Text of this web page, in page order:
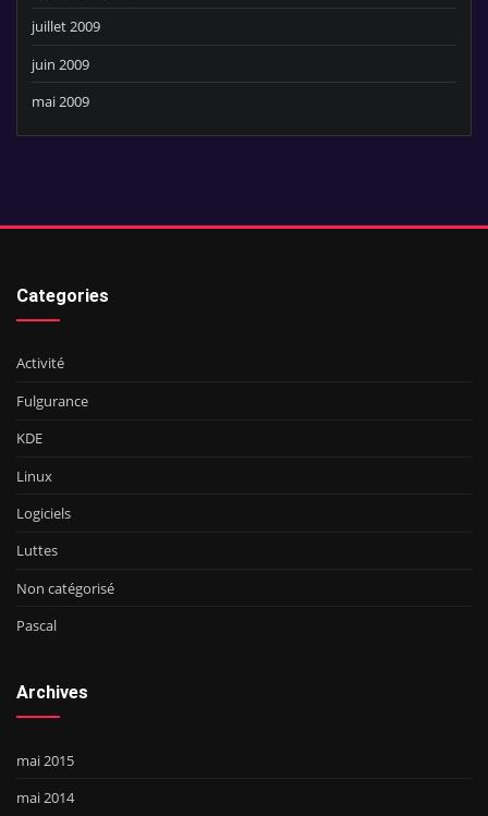
juillet 2009
juin 2009
mai 2009
Categories
Activité
Fulgurance
KDE
Linux
Logiciels
Luttes
Non catégorisé
Pascal
Archives
mai 2015
mai 2014